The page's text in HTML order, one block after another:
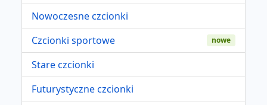
Nowoczesne czcionki
Czcionki sportowe
nowe
Stare czcionki
Futurystyczne czcionki